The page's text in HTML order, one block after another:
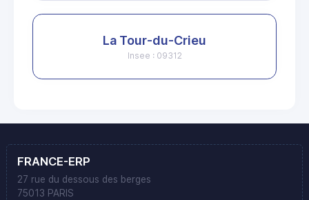
La Tour-du-Crieu
Insee : 09312
FRANCE-ERP
27 rue du dessous des berges
75013 PARIS